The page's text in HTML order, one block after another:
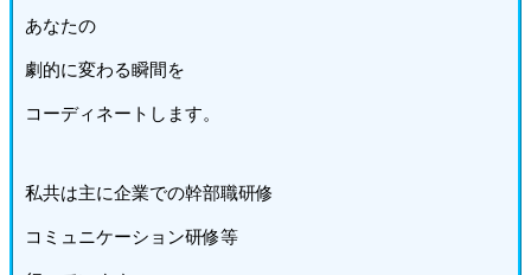
あなたの
劇的に変わる瞬間を
コーディネートします。
私共は主に企業での幹部職研修
コミュニケーション研修等